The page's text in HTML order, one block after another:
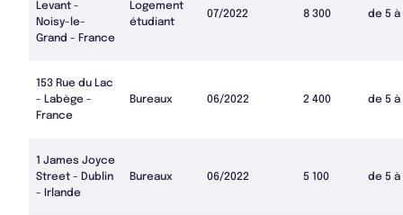
Levant -
Noisy-le-
Grand - France
Logement
étudiant
07/2022 8 300 de 5 à
153 Rue du Lac
- Labège -
France
Bureaux 06/2022 2 400 de 5 à
1 James Joyce
Street - Dublin
- Irlande
Bureaux 06/2022 5 100 de 5 à